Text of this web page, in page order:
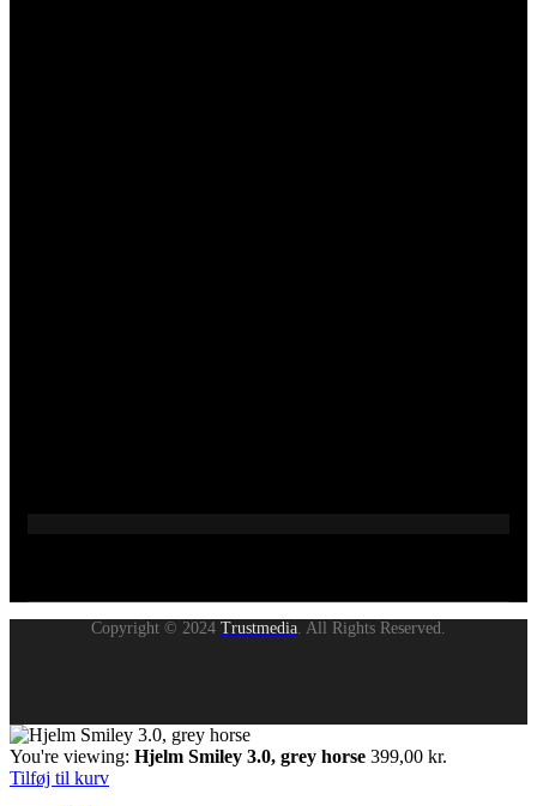
Copyright © 2024 Trustmedia . All Rights Reserved.
You're viewing: Hjelm Smiley 3.0, grey horse 399,00 kr.
Tilføj til kurv